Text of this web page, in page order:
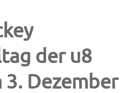
der u8
3. Dezember